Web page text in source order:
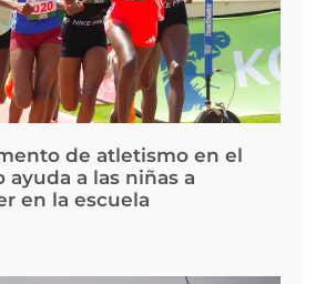
de atletismo en el
ayuda a las niñas a
en la escuela